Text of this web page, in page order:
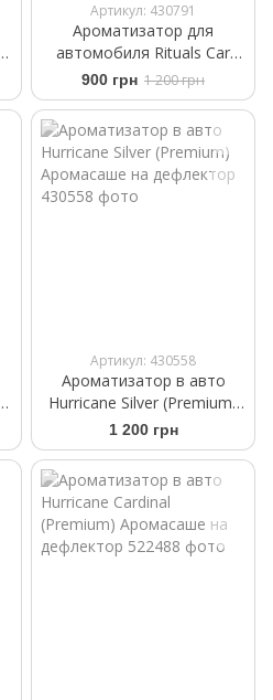
Артикул: 430791
Ароматизатор для
автомобиля Rituals ​Car
Perfume The Rituals Wild Fig
+2 Refills 6 ml
900 грн 1 200 грн
Артикул: 430558
Ароматизатор в авто
Hurricane Silver (Premium)
Аромасаше на дефлектор
1 200 грн